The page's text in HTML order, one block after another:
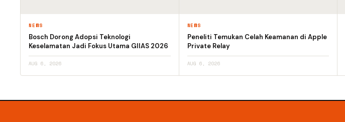
NEWS
Bosch Dorong Adopsi Teknologi
Keselamatan Jadi Fokus Utama GIIAS 2026
AUG 6, 2026
NEWS
Peneliti Temukan Celah Keamanan di Apple
Private Relay
AUG 6, 2026